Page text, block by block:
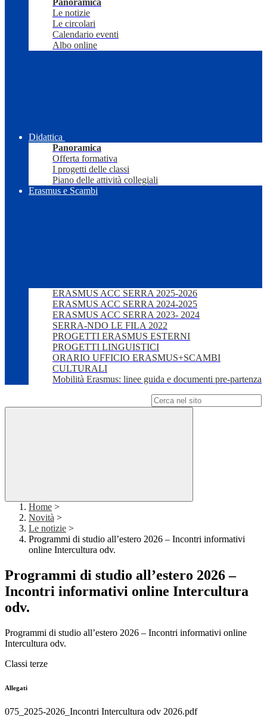
Panoramica
Le notizie
Le circolari
Calendario eventi
Albo online
Didattica
Panoramica
Offerta formativa
I progetti delle classi
Piano delle attività collegiali
Erasmus e Scambi
ERASMUS ACC SERRA 2025-2026
ERASMUS ACC SERRA 2024-2025
ERASMUS ACC SERRA 2023- 2024
SERRA-NDO LE FILA 2022
PROGETTI ERASMUS ESTERNI
PROGETTI LINGUISTICI
ORARIO UFFICIO ERASMUS+SCAMBI
CULTURALI
Mobilità Erasmus: linee guida e documenti pre-partenza
Home >
Novità >
Le notizie >
Programmi di studio all’estero 2026 – Incontri informativi
online Intercultura odv.
Programmi di studio all’estero 2026 –
Incontri informativi online Intercultura
odv.
Programmi di studio all’estero 2026 – Incontri informativi online
Intercultura odv.
Classi terze
Allegati
075_2025-2026_Incontri Intercultura odv 2026.pdf